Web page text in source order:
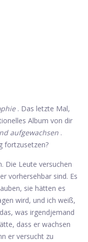
. Das letzte Mal,
Album von dir
aufgewachsen .
fortzusetzen?
Die Leute versuchen
vorhersehbar sind. Es
sie hätten es
wird, und ich weiß,
was irgendjemand
dass er wachsen
er versucht zu